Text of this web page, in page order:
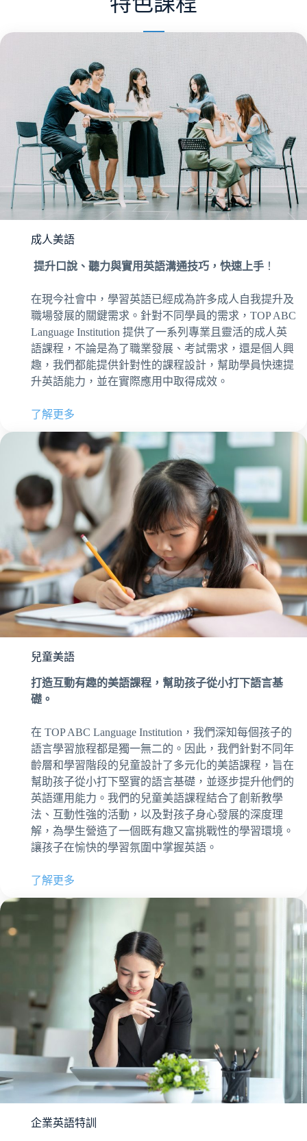
成人美語
提升口說、聽力與實用英語溝通技巧，快速上手 ！
在現今社會中，學習英語已經成為許多成人自我提升及
職場發展的關鍵需求。針對不同學員的需求，TOP ABC
Language Institution 提供了一系列專業且靈活的成人英
語課程，不論是為了職業發展、考試需求，還是個人興
趣，我們都能提供針對性的課程設計，幫助學員快速提
升英語能力，並在實際應用中取得成效。
了解更多
兒童美語
打造互動有趣的美語課程，幫助孩子從小打下語言基
礎。
在 TOP ABC Language Institution，我們深知每個孩子的
語言學習旅程都是獨一無二的。因此，我們針對不同年
齡層和學習階段的兒童設計了多元化的美語課程，旨在
幫助孩子從小打下堅實的語言基礎，並逐步提升他們的
英語運用能力。我們的兒童美語課程結合了創新教學
法、互動性強的活動，以及對孩子身心發展的深度理
解，為學生營造了一個既有趣又富挑戰性的學習環境。
讓孩子在愉快的學習氛圍中掌握英語。
了解更多
企業英語特訓